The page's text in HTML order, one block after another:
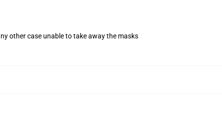
other case unable to take away the masks